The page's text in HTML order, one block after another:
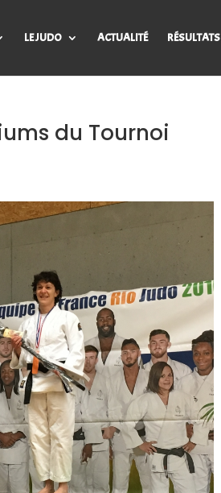
LE JUDO ACTUALITÉ RÉSULTATS
du Tournoi